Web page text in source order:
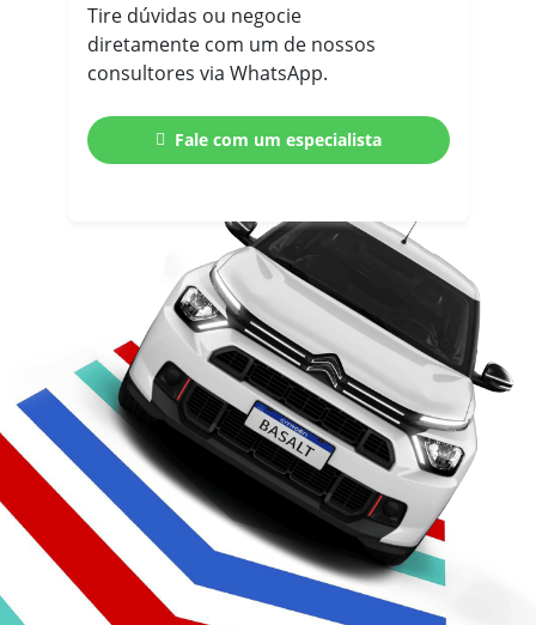
Tire dúvidas ou negocie
diretamente com um de nossos
consultores via WhatsApp.
Fale com um especialista